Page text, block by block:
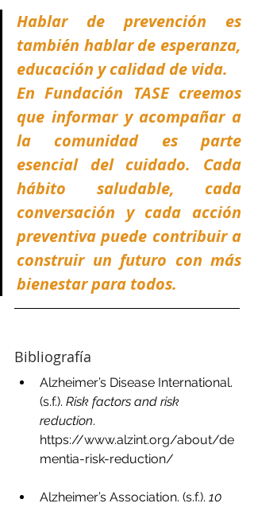
Hablar de prevención es
también hablar de esperanza,
educación y calidad de vida.
En Fundación TASE creemos
que informar y acompañar a
la comunidad es parte
esencial del cuidado. Cada
hábito saludable, cada
conversación y cada acción
preventiva puede contribuir a
construir un futuro con más
bienestar para todos.
Bibliografía
Alzheimer’s Disease International.
(s.f.). Risk factors and risk
reduction.
https://www.alzint.org/about/de
mentia-risk-reduction/
Alzheimer’s Association. (s.f.). 10